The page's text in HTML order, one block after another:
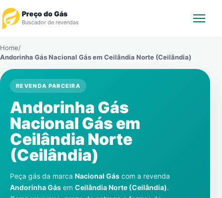
Preço do Gás
Buscador de revendas
Rastrear Pedido
Revendedor
Notícias
Cadastre-se
Gás
Contatos
Home/
Andorinha Gás Nacional Gás em Ceilândia Norte (Ceilândia)
REVENDA PARCEIRA
Andorinha Gás
Nacional Gás em
Ceilândia Norte
(Ceilândia)
Peça gás da marca Nacional Gás com a revenda
Andorinha Gás em Ceilândia Norte (Ceilândia).